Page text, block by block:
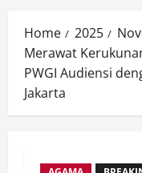
Home 2025
Merawat
PWGI Audiensi
Jakarta